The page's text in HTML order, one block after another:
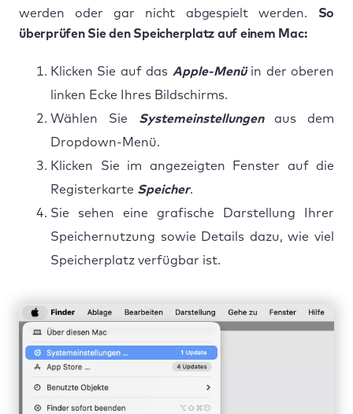
werden oder gar nicht abgespielt werden. So
überprüfen Sie den Speicherplatz auf einem Mac:
Klicken Sie auf das Apple-Menüin der oberen
linken Ecke Ihres Bildschirms.
Wählen Sie Systemeinstellungen aus dem
Dropdown-Menü.
Klicken Sie im angezeigten Fenster auf die
Registerkarte Speicher.
Sie sehen eine grafische Darstellung Ihrer
Speichernutzung sowie Details dazu, wie viel
Speicherplatz verfügbar ist.